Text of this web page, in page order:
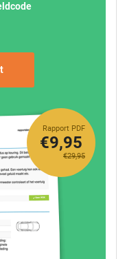
Rapport PDF
€29,95
€9,95